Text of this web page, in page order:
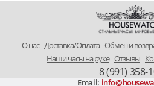
O нас Доставка/Оплата Обмен и
Наши часы на руке Отзывы
8 (991) 358-
Email: